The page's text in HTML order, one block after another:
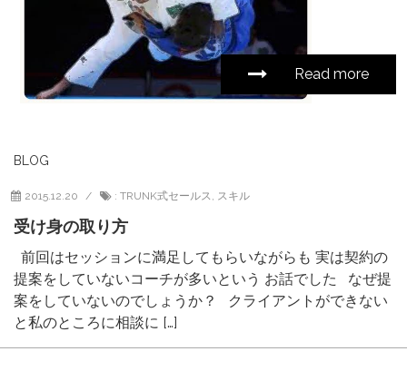
Read more
BLOG
2015.12.20 : TRUNK式セールス スキル
受け身の取り方
前回はセッションに満足してもらいながらも 実は契約の
提案をしていないコーチが多いという お話でした なぜ提
案をしていないのでしょうか？ クライアントができない
と私のところに相談に […]